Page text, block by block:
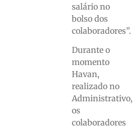
salário no
bolso dos
colaboradores”.
Durante o
momento
Havan,
realizado no
Administrativo,
os
colaboradores